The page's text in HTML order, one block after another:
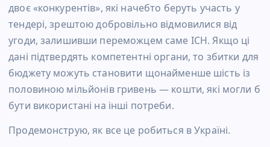
двоє «конкурентів», які начебто беруть участь у
тендері, зрештою добровільно відмовилися від
угоди, залишивши переможцем саме ІСН. Якщо ці
дані підтвердять компетентні органи, то збитки для
бюджету можуть становити щонайменше шість із
половиною мільйонів гривень — кошти, які могли б
бути використані на інші потреби.
Продемонструю, як все це робиться в Україні.